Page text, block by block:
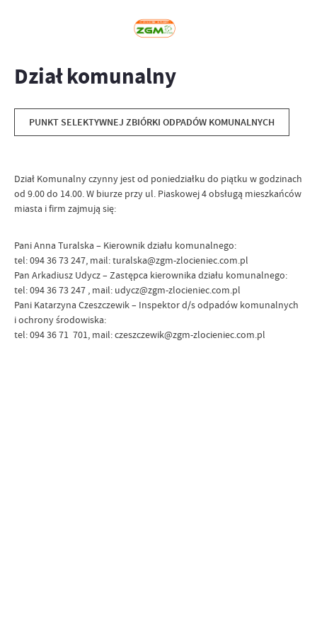
Dział komunalny
PUNKT SELEKTYWNEJ ZBIÓRKI ODPADÓW KOMUNALNYCH
Dział Komunalny czynny jest od poniedziałku do piątku w godzinach
od 9.00 do 14.00. W biurze przy ul. Piaskowej 4 obsługą mieszkańców
miasta i firm zajmują się:
Pani Anna Turalska – Kierownik działu komunalnego:
tel: 094 36 73 247, mail: turalska@zgm-zlocieniec.com.pl
Pan Arkadiusz Udycz – Zastępca kierownika działu komunalnego:
tel: 094 36 73 247 , mail: udycz@zgm-zlocieniec.com.pl
Pani Katarzyna Czeszczewik – Inspektor d/s odpadów komunalnych
i ochrony środowiska:
tel: 094 36 71 701, mail: czeszczewik@zgm-zlocieniec.com.pl